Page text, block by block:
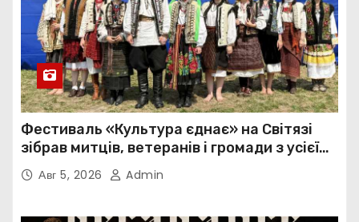
Фестиваль «Культура єднає» на Світязі
зібрав митців, ветеранів і громади з усієї
України
Авг 5, 2026 Admin